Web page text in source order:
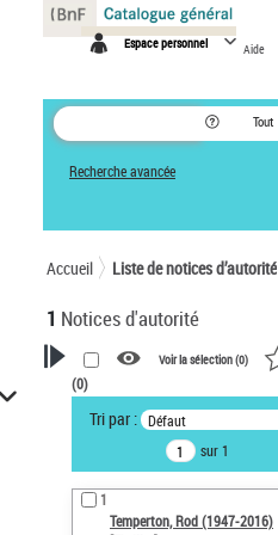
Espace personnel Aide
Tout
Recherche avancée
Accueil Liste de notices d’autorité
1 Notices d'autorité
VOTRE RECHERCHE
Recherche avancée dans les
notices d’autorité
Œuvres liées à l'auteur :
Temperton, Rod (1947-2016)
Voir la sélection (0)
(0)
Tri par : Défaut
sur 1
1
Temperton, Rod (1947-2016)
Panneau de gestion des cookies